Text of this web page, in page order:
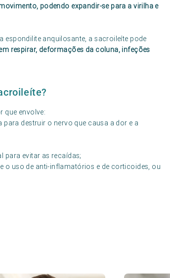
podendo expandir-se para a virilha e
anquilosante, a sacroileíte pode
respirar, deformações da coluna, infeções
que envolve:
destruir o nervo que causa a dor e a
para evitar as recaídas;
o uso de anti-inflamatórios e de corticoides, ou